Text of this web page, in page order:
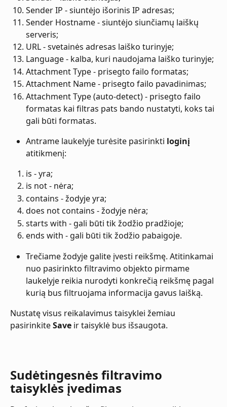
Sender IP - siuntėjo išorinis IP adresas;
Sender Hostname - siuntėjo siunčiamų laiškų
serveris;
URL - svetainės adresas laiško turinyje;
Language - kalba, kuri naudojama laiško turinyje;
Attachment Type - prisegto failo formatas;
Attachment Name - prisegto failo pavadinimas;
Attachment Type (auto-detect) - prisegto failo
formatas kai filtras pats bando nustatyti, koks tai
gali būti formatas.
Antrame laukelyje turėsite pasirinkti loginį
atitikmenį:
is - yra;
is not - nėra;
contains - žodyje yra;
does not contains - žodyje nėra;
starts with - gali būti tik žodžio pradžioje;
ends with - gali būti tik žodžio pabaigoje.
Trečiame žodyje galite įvesti reikšmę. Atitinkamai
nuo pasirinkto filtravimo objekto pirmame
laukelyje reikia nurodyti konkrečią reikšmę pagal
kurią bus filtruojama informacija gavus laišką.
Nustatę visus reikalavimus taisyklei žemiau
pasirinkite Save ir taisyklė bus išsaugota.
Sudėtingesnės filtravimo
taisyklės įvedimas